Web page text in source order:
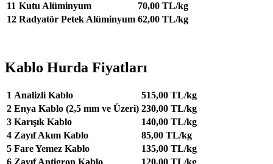
11 Kutu Alüminyum
70,00 TL/kg
12 Radyatör Petek Alüminyum 62,00 TL/kg
Kablo Hurda Fiyatları
1 Analizli Kablo
515,00 TL/kg
2 Enya Kablo (2,5 mm ve Üzeri) 230,00 TL/kg
3 Karışık Kablo
140,00 TL/kg
4 Zayıf Akım Kablo
85,00 TL/kg
5 Fare Yemez Kablo
135,00 TL/kg
6 Zayıf Antigron Kablo
120,00 TL/kg